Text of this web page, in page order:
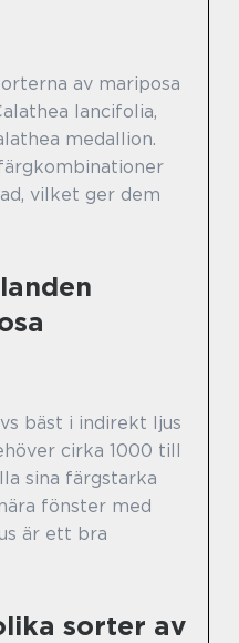
av mariposa
lancifolia,
medallion.
vilket ger dem
bäst i indirekt ljus
cirka 1000 till
sina färgstarka
fönster med
är ett bra
sorter av